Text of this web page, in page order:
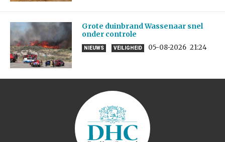
Grote duinbrand Wassenaar snel
onder controle
NIEUWS VEILIGHEID 05-08-2026 21:24